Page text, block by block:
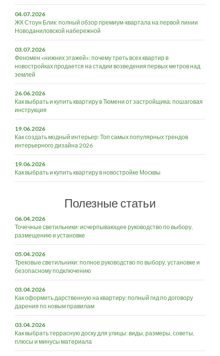
04.07.2026
ЖК Стоун Блик: полный обзор премиум-квартала на первой линии
Новоданиловской набережной
03.07.2026
Феномен «нижних этажей»: почему треть всех квартир в
новостройках продается на стадии возведения первых метров над
землей
26.06.2026
Как выбрать и купить квартиру в Тюмени от застройщика: пошаговая
инструкция
19.06.2026
Как создать модный интерьер: Топ самых популярных трендов
интерьерного дизайна 2026
19.06.2026
Как выбрать и купить квартиру в новостройке Москвы
Полезные статьи
06.04.2026
Точечные светильники: исчерпывающее руководство по выбору,
размещению и установке
05.04.2026
Трековые светильники: полное руководство по выбору, установке и
безопасному подключению
03.04.2026
Как оформить дарственную на квартиру: полный гид по договору
дарения по новым правилам
03.04.2026
Как выбрать террасную доску для улицы: виды, размеры, советы,
плюсы и минусы материала